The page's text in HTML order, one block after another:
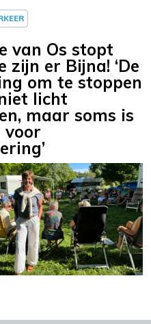
van Os stopt
zijn er Bijna! ‘De
om te stoppen
licht
maar soms is
voor